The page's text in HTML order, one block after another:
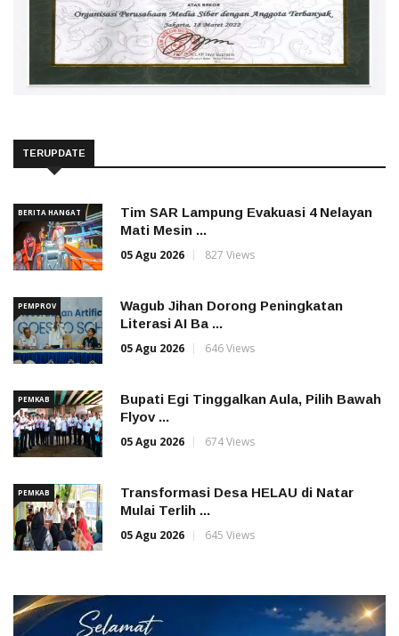
TERUPDATE
BERITA HANGAT
Tim SAR Lampung Evakuasi 4 Nelayan
Mati Mesin ...
05 Agu 2026
827 Views
PEMPROV
Wagub Jihan Dorong Peningkatan
Literasi AI Ba ...
05 Agu 2026
646 Views
PEMKAB
Bupati Egi Tinggalkan Aula, Pilih Bawah
Flyov ...
05 Agu 2026
674 Views
PEMKAB
Transformasi Desa HELAU di Natar
Mulai Terlih ...
05 Agu 2026
645 Views